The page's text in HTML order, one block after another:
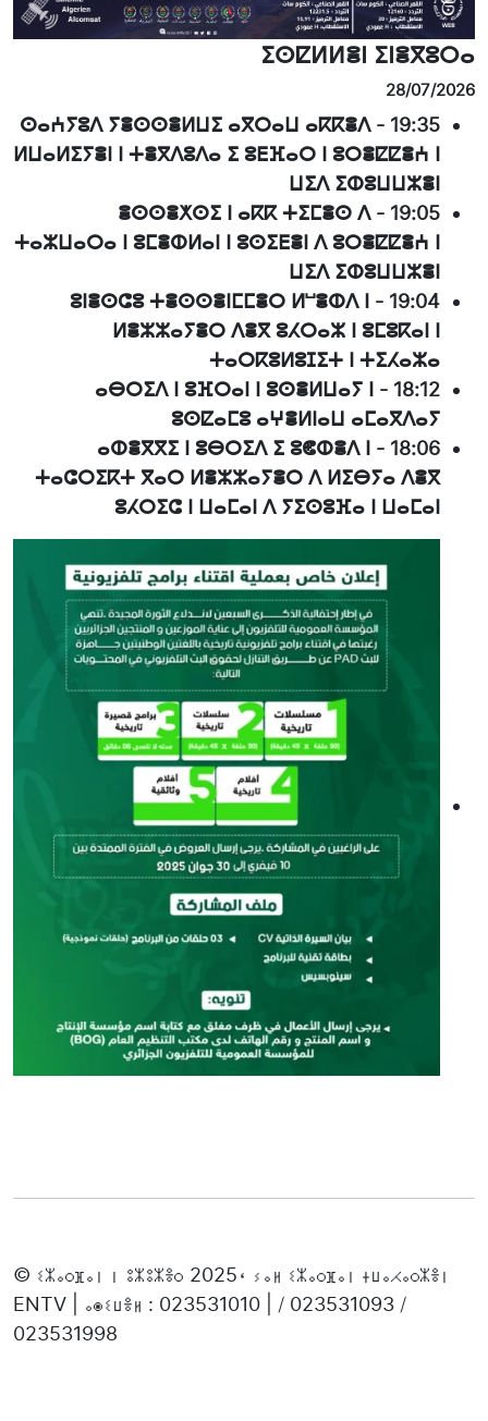
ⵉⵙⵇⵍⵍⴻⵏ ⵉⵏⴻⴳⵓⵔⴰ
28/07/2026
19:35
-
ⵙⴰⵄⵢⵓⴷ ⵢⴻⵙⵙⴻⵍⵡⵉ ⴰⴳⵔⴰⵡ ⴰⴽⴽⴻⴷ
ⵍⵡⴰⵍⵉⵢⴻⵏ ⵏ ⵜⴻⴳⴷⵓⴷⴰ ⵉ ⵓⴹⴼⴰⵔ ⵏ ⵓⵔⴻⵇⵇⴻⵄ ⵏ
ⵡⵉⴷ ⵉⵀⵓⵡⵡⵣⴻⵏ
19:05
-
ⴻⵙⵙⴻⵅⵙⵉ ⵏ ⴰⴽⴽ ⵜⵉⵎⴻⵙ ⴷ
ⵜⴰⵣⵡⴰⵔⴰ ⵏ ⵓⵎⴻⵀⵍⴰⵏ ⵏ ⵓⵙⵉⴹⴻⵏ ⴷ ⵓⵔⴻⵇⵇⴻⵄ ⵏ
ⵡⵉⴷ ⵉⵀⵓⵡⵡⵣⴻⵏ
19:04
-
ⵓⵏⴻⵙⵛⵓ ⵜⴻⵙⵙⴻⵏⵎⵎⴻⵔ ⵍⵯⴻⵀⴷ ⵏ
ⵍⴻⵣⵣⴰⵢⴻⵔ ⴷⴻⴳ ⵓⵃⵔⴰⵣ ⵏ ⵓⵎⵓⴽⴰⵏ ⵏ
ⵜⴰⵔⴽⵓⵍⵓⵊⵉⵜ ⵏ ⵜⵉⵃⴰⵣⴰ
18:12
-
ⴰⴱⵔⵉⴷ ⵏ ⵓⴼⵔⴰⵏ ⵏ ⵓⵙⴻⵍⵡⴰⵢ ⵏ
ⵓⵙⵇⴰⵎⵓ ⴰⵖⴻⵍⵏⴰⵡ ⴰⵎⴰⴳⴷⴰⵢ
18:06
-
ⴰⵀⴻⴳⴳⵉ ⵏ ⵓⴱⵔⵉⴷ ⵉ ⵓⵞⵀⴻⴷ ⵏ
ⵜⴰⵛⵔⵉⴽⵜ ⴳⴰⵔ ⵍⴻⵣⵣⴰⵢⴻⵔ ⴷ ⵍⵉⴱⵢⴰ ⴷⴻⴳ
ⵓⵃⵔⵉⵛ ⵏ ⵡⴰⵎⴰⵏ ⴷ ⵢⵉⵙⵓⴼⴰ ⵏ ⵡⴰⵎⴰⵏ
© ⵉⵣⴰⵔⴼⴰⵏ ⵏ ⵓⵣⵓⵣⴻⵔ 2025، ⵢⴰⵍ ⵉⵣⴰⵔⴼⴰⵏ ⵜⵡⴰⵃⴰⵔⵣⴻⵏ
ENTV | ⴰⵙⵉⵡⴻⵍ : 023531010 | / 023531093 /
023531998